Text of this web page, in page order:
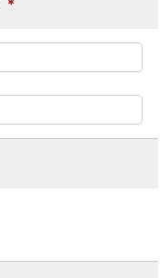
＊